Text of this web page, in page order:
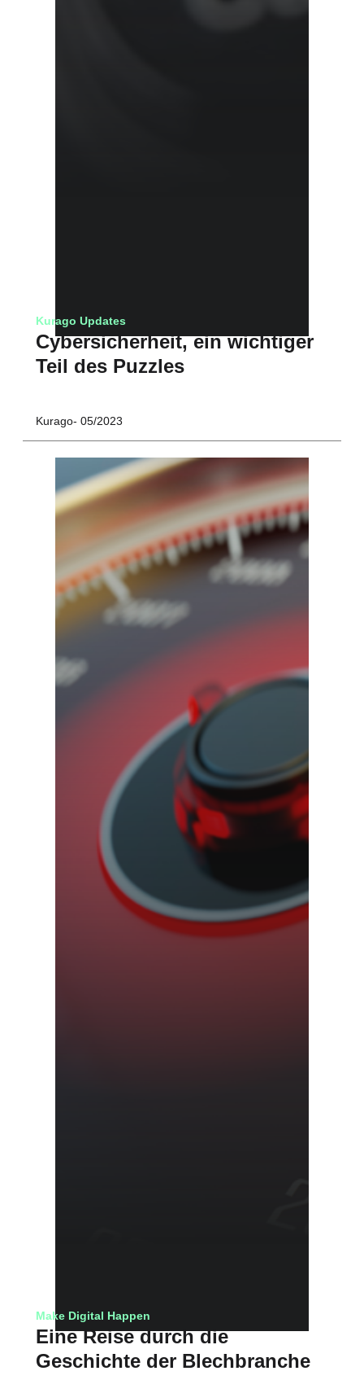
Kurago Updates
Cybersicherheit, ein wichtiger
Teil des Puzzles
Kurago 05/2023
Make Digital Happen
Eine Reise durch die
Geschichte der Blechbranche